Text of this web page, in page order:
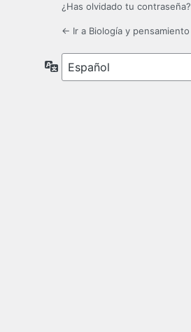
¿Has olvidado tu contraseña?
← Ir a Biología y pensamiento
Idioma